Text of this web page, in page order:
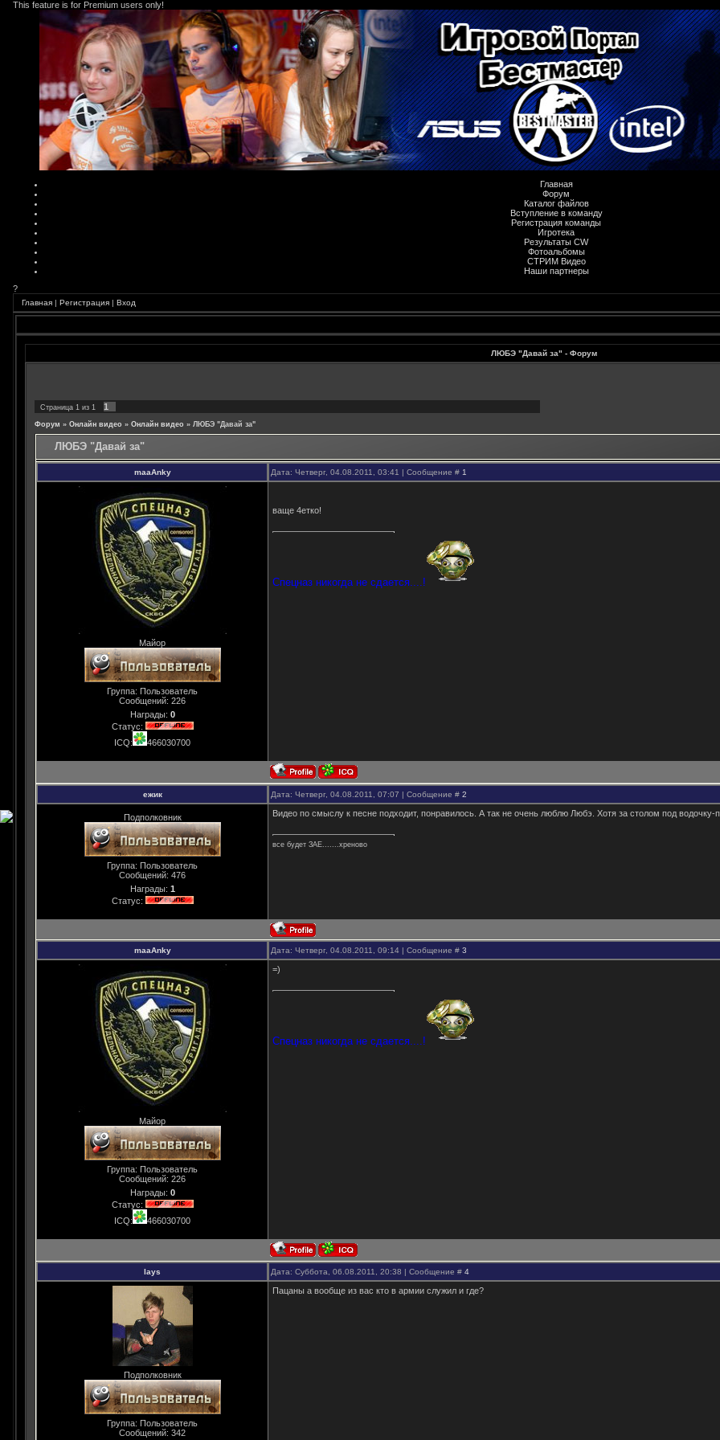
This feature is for Premium users only!
Главная
Форум
Каталог файлов
Вступление в команду
Регистрация команды
Игротека
Результаты CW
Фотоальбомы
СТРИМ Видео
Наши партнеры
?
Главная | Регистрация | Вход
ЛЮБЭ "Давай за" - Форум
Страница 1 из 1 1
Форум » Онлайн видео » Онлайн видео » ЛЮБЭ "Давай за"
ЛЮБЭ "Давай за"
maaAnky Дата: Четверг, 04.08.2011, 03:41 | Сообщение # 1
Майор
Группа: Пользователь
Сообщений: 226
Награды: 0
Статус:
ICQ:
466030700
ваще 4етко!
Спецназ никогда не сдается....!
ежик Дата: Четверг, 04.08.2011, 07:07 | Сообщение # 2
Подполковник
Группа: Пользователь
Сообщений: 476
Награды: 1
Статус:
Видео по смыслу к песне подходит, понравилось. А так не очень люблю Любэ. Хотя за столом под водочку-
все будет ЗАЕ.......хреново
maaAnky Дата: Четверг, 04.08.2011, 09:14 | Сообщение # 3
Майор
Группа: Пользователь
Сообщений: 226
Награды: 0
Статус:
ICQ:
466030700
=)
Спецназ никогда не сдается....!
lays Дата: Суббота, 06.08.2011, 20:38 | Сообщение # 4
Подполковник
Группа: Пользователь
Сообщений: 342
Пацаны а вообще из вас кто в армии служил и где?